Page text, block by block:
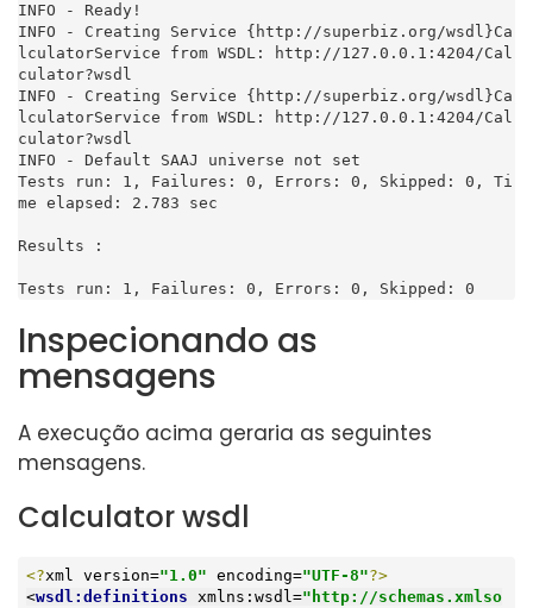
INFO - Ready!
INFO - Creating Service {http://superbiz.org/wsdl}Ca
lculatorService from WSDL: http://127.0.0.1:4204/Cal
culator?wsdl
INFO - Creating Service {http://superbiz.org/wsdl}Ca
lculatorService from WSDL: http://127.0.0.1:4204/Cal
culator?wsdl
INFO - Default SAAJ universe not set
Tests run: 1, Failures: 0, Errors: 0, Skipped: 0, Ti
me elapsed: 2.783 sec
Results :
Tests run: 1, Failures: 0, Errors: 0, Skipped: 0
Inspecionando as
mensagens
A execução acima geraria as seguintes
mensagens.
Calculator wsdl
<?xml version="1.0" encoding="UTF-8"?>
<wsdl:definitions xmlns:wsdl ="http://schemas.xmlso